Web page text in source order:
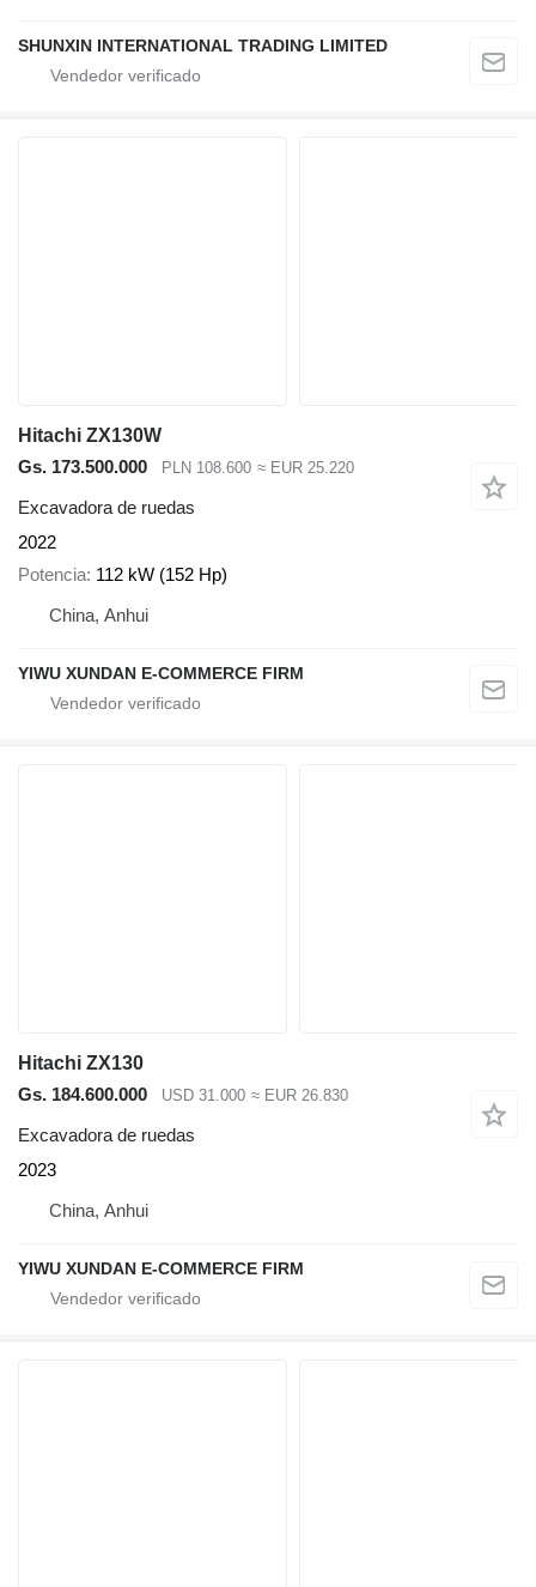
SHUNXIN INTERNATIONAL TRADING LIMITED
Hitachi ZX130W
Gs. 173.500.000
PLN 108.600 ≈ EUR 25.220
Excavadora de ruedas
2022
Potencia 112 kW (152 Hp)
China, Anhui
YIWU XUNDAN E-COMMERCE FIRM
Hitachi ZX130
Gs. 184.600.000
USD 31.000 ≈ EUR 26.830
Excavadora de ruedas
2023
China, Anhui
YIWU XUNDAN E-COMMERCE FIRM